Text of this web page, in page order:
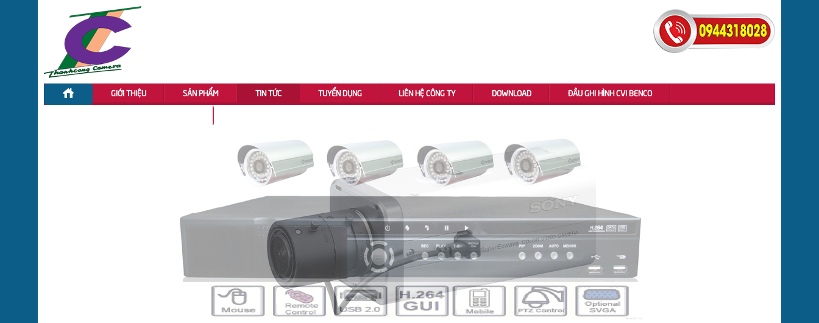
GIỚI THIỆU SẢN PHẨM TIN TỨC TUYỂN DỤNG LIÊN HỆ CÔNG TY DOWNLOAD ĐẦU GHI HÌNH CVI BENCO